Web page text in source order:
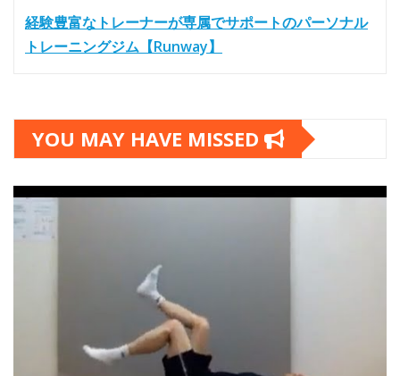
経験豊富なトレーナーが専属でサポートのパーソナル
トレーニングジム【Runway】
YOU MAY HAVE MISSED